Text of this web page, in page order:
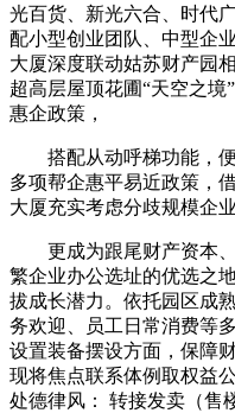
光百货、新光六合、时代
配小型创业团队、中型企
大厦深度联动姑苏财产园
超高层屋顶花圃“天空之境
惠企政策，
搭配从动呼梯功能，便
多项帮企惠平易近政策，
大厦充实考虑分歧规模企
更成为跟尾财产资本、
繁企业办公选址的优选之
拔成长潜力。依托园区成
务欢迎、员工日常消费等
设置装备摆设方面，保障
现将焦点联系体例取权益
处德律风： 转接发卖（售